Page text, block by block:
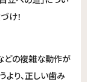
け！
どの複雑な動作が
より、正しい歯み